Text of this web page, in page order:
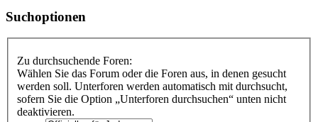
Suchoptionen
Zu durchsuchende Foren:
Wählen Sie das Forum oder die Foren aus, in denen gesucht
werden soll. Unterforen werden automatisch mit durchsucht,
sofern Sie die Option „Unterforen durchsuchen“ unten nicht
deaktivieren.